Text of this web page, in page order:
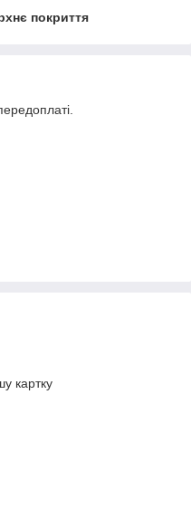
покриття
картку